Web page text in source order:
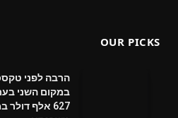
OUR PICKS
הרבה לפני
במקום השני
627 אלף